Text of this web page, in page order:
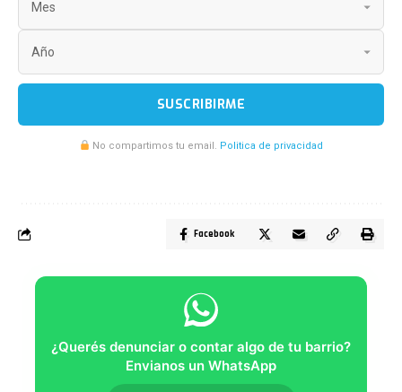
SUSCRIBIRME
No compartimos tu email. Politica de privacidad
Facebook
¿Querés denunciar o contar algo de tu barrio?
Envianos un WhatsApp